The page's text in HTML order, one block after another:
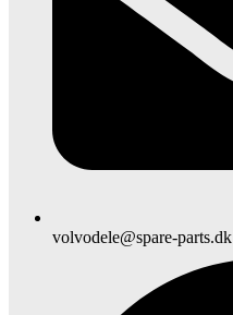
volvodele@spare-parts.dk